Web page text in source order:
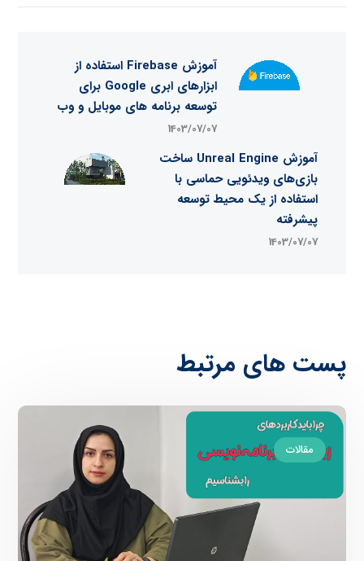
آموزش Firebase استفاده از
ابزارهای ابری Google برای
توسعه برنامه‌ های موبایل و وب
1403/07/07
آموزش Unreal Engine ساخت
بازی‌های ویدئویی حماسی با
استفاده از یک محیط توسعه
پیشرفته
1403/07/07
پست های مرتبط
مقالات